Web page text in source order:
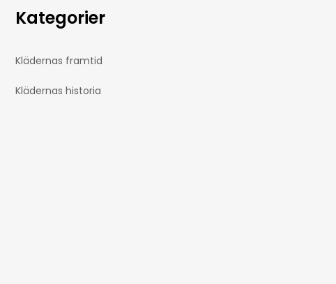
Kategorier
Klädernas framtid
Klädernas historia